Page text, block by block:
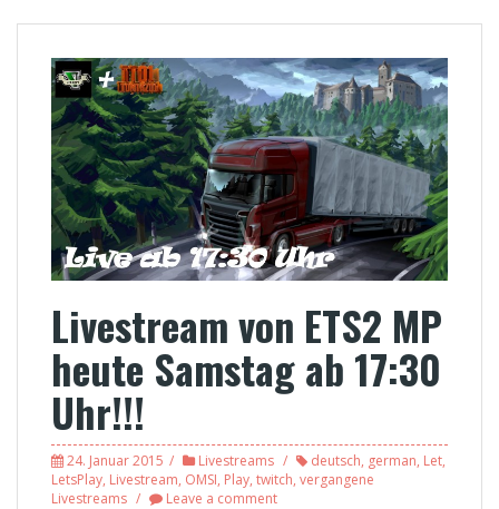
Livestream von ETS2 MP
heute Samstag ab 17:30
Uhr!!!
24. Januar 2015 Livestreams deutsch, german, Let,
LetsPlay, Livestream, OMSI, Play, twitch, vergangene
Livestreams
Leave a comment